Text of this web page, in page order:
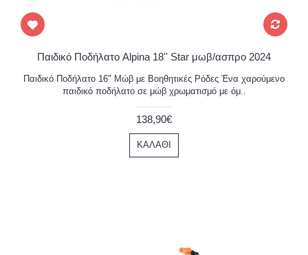
Παιδικό Ποδήλατο Alpina 18'' Star μωβ/ασπρο 2024
Παιδικό Ποδήλατο 16" Μώβ με Βοηθητικές Ρόδες Ένα χαρούμενο
παιδικό ποδήλατο σε μώβ χρωματισμό με όμ..
138,90€
ΚΑΛΆΘΙ